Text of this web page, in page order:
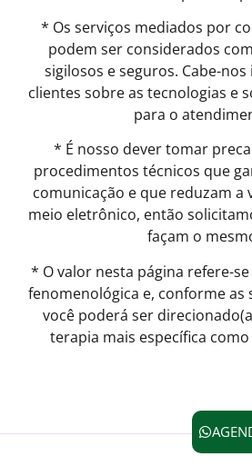
* Os serviços mediados por
podem ser considerados
sigilosos e seguros. Cabe-
clientes sobre as tecnologias e
para o
* É nosso dever tomar
procedimentos técnicos que
comunicação e que reduzam a
meio eletrônico, então
façam o
* O valor nesta página refere-
fenomenológica e, conforme as
você poderá ser
terapia mais específica como